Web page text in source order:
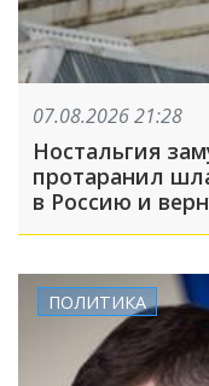
07.08.2026 21:28
Ностальгия
протаранил
в Россию и
ПОЛИТИКА